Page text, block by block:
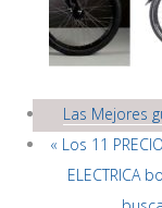
Las Mejores
« Los 11
ELECTRICA